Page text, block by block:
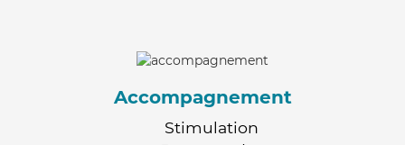
Accompagnement
Stimulation